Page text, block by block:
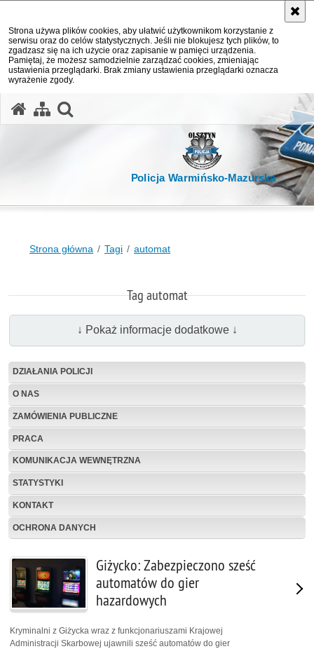
Strona używa plików cookies, aby ułatwić użytkownikom korzystanie z
serwisu oraz do celów statystycznych. Jeśli nie blokujesz tych plików, to
zgadzasz się na ich użycie oraz zapisanie w pamięci urządzenia.
Pamiętaj, że możesz samodzielnie zarządzać cookies, zmieniając
ustawienia przeglądarki. Brak zmiany ustawienia przeglądarki oznacza
wyrażenie zgody.
Policja Warmińsko-Mazurska
Strona główna Tagi automat
Tag automat
↓ Pokaż informacje dodatkowe ↓
DZIAŁANIA POLICJI
O NAS
ZAMÓWIENIA PUBLICZNE
PRACA
KOMUNIKACJA WEWNĘTRZNA
STATYSTYKI
KONTAKT
OCHRONA DANYCH
Giżycko: Zabezpieczono sześć
automatów do gier
hazardowych
Kryminalni z Giżycka wraz z funkcjonariuszami Krajowej
Administracji Skarbowej ujawnili sześć automatów do gier